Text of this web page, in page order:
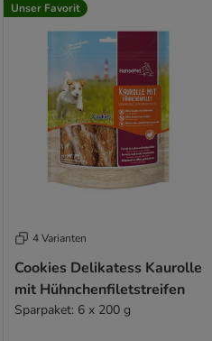
Unser Favorit
4 Varianten
Cookies Delikatess Kaurolle
mit Hühnchenfiletstreifen
Sparpaket: 6 x 200 g